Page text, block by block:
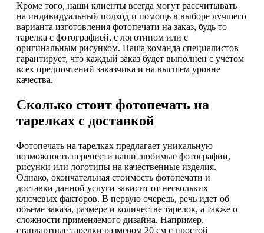
Кроме того, наши клиенты всегда могут рассчитывать
на индивидуальный подход и помощь в выборе лучшего
варианта изготовления фотопечати на заказ, будь то
тарелка с фотографией, с логотипом или с
оригинальным рисунком. Наша команда специалистов
гарантирует, что каждый заказ будет выполнен с учетом
всех предпочтений заказчика и на высшем уровне
качества.
Сколько стоит фотопечать на
тарелках с доставкой
Фотопечать на тарелках предлагает уникальную
возможность перенести ваши любимые фотографии,
рисунки или логотипы на качественные изделия.
Однако, окончательная стоимость фотопечати и
доставки данной услуги зависит от нескольких
ключевых факторов. В первую очередь, речь идет об
объеме заказа, размере и количестве тарелок, а также о
сложности применяемого дизайна. Например,
стандартные тарелки размером 20 см с простой